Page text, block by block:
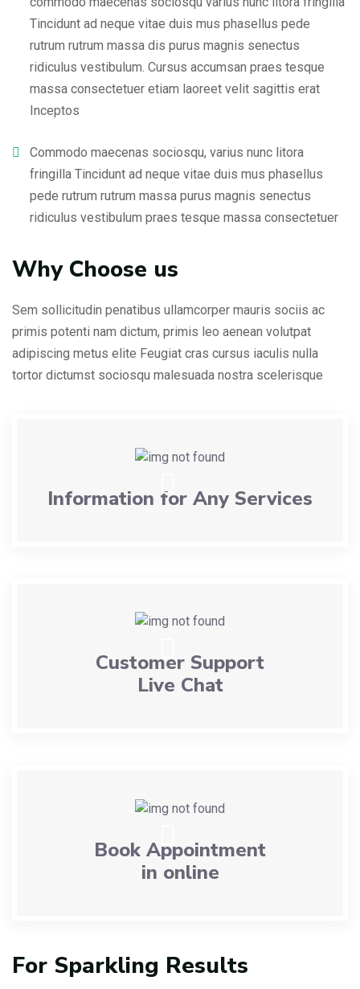
Tincidunt ad neque vitae duis mus phasellus pede
rutrum rutrum massa dis purus magnis senectus
ridiculus vestibulum. Cursus accumsan praes tesque
massa consectetuer etiam laoreet velit sagittis erat
Inceptos
Commodo maecenas sociosqu, varius nunc litora
fringilla Tincidunt ad neque vitae duis mus phasellus
pede rutrum rutrum massa purus magnis senectus
ridiculus vestibulum praes tesque massa consectetuer
Why Choose us
Sem sollicitudin penatibus ullamcorper mauris sociis ac
primis potenti nam dictum, primis leo aenean volutpat
adipiscing metus elite Feugiat cras cursus iaculis nulla
tortor dictumst sociosqu malesuada nostra scelerisque
Information for Any Services
Customer Support
Live Chat
Book Appointment
in online
For Sparkling Results